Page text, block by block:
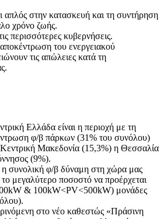
απλός στην κατασκευή και τη συντήρηση
χρόνο ζωής.
περισσότερες κυβερνήσεις.
του ενεργειακού
τις απώλειες κατά τη
Ελλάδα είναι η περιοχή με τη
φ/β πάρκων (31% του συνόλου)
Μακεδονία (15,3%) η Θεσσαλία
(9%).
η συνολική φ/β δύναμη στη χώρα μας
μεγαλύτερο ποσοστό να προέρχεται
& 100kW<PV<500kW) μονάδες
στο νέο καθεστώς «Πράσινη